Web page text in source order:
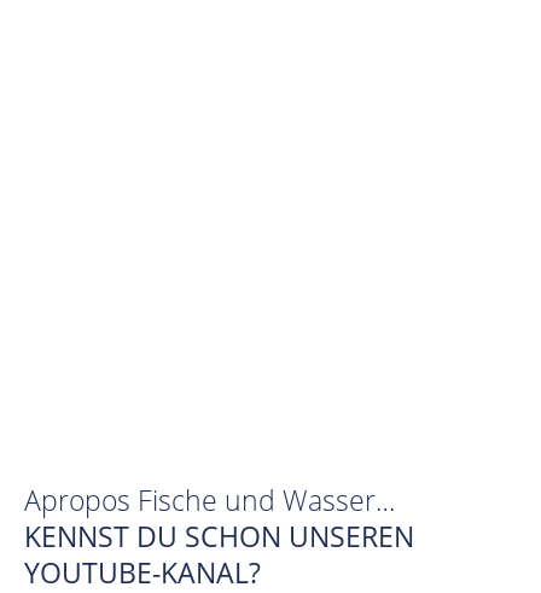
Apropos Fische und Wasser…
KENNST DU SCHON UNSEREN
YOUTUBE-KANAL?